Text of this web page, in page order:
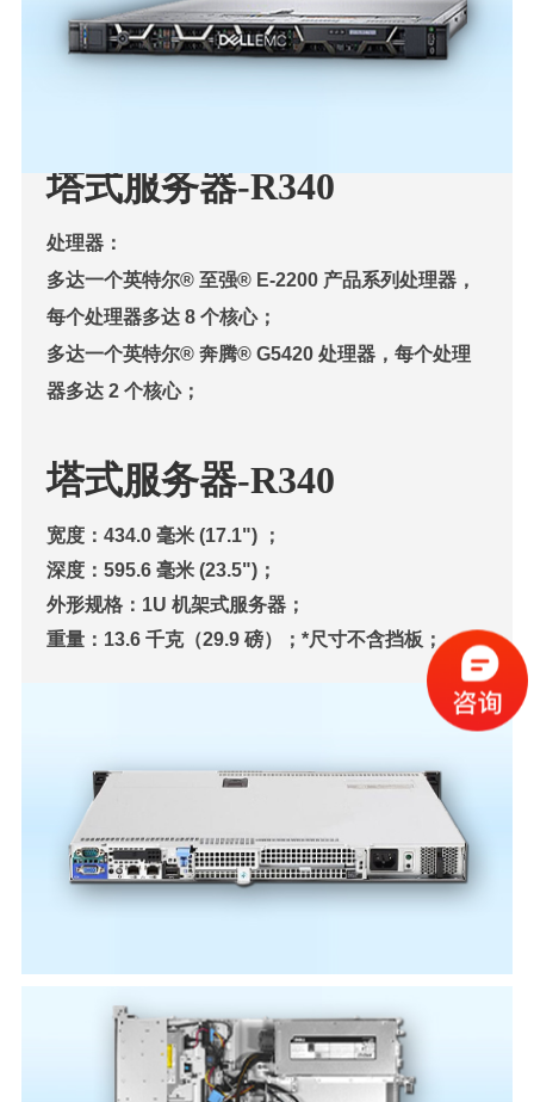
塔式服务器-R340
处理器：
多达一个英特尔® 至强® E-2200 产品系列处理器，
每个处理器多达 8 个核心；
多达一个英特尔® 奔腾® G5420 处理器，每个处理
器多达 2 个核心；
塔式服务器-R340
宽度：434.0 毫米 (17.1") ；
深度：595.6 毫米 (23.5")；
外形规格：1U 机架式服务器；
重量：13.6 千克（29.9 磅）；*尺寸不含挡板；